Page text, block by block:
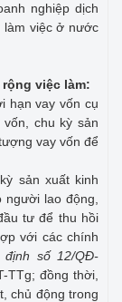
nghiệp dịch
làm việc ở nước
việc làm:
hạn vay vốn cụ
chu kỳ sản
vay vốn để
sản xuất kinh
lao động,
tư để thu hồi
với các chính
định số 12/QĐ-
TTg; đồng thời,
chủ động trong